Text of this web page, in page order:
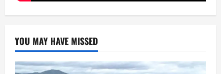
YOU MAY HAVE MISSED